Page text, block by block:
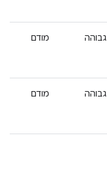
גבוהה מודם
גבוהה מודם